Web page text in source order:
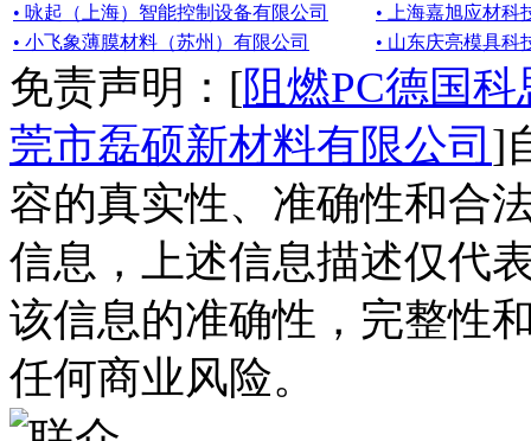
• 咏起（上海）智能控制设备有限公司
• 上海嘉旭应材科
• 小飞象薄膜材料（苏州）有限公司
• 山东庆亮模具科
免责声明：[阻燃PC德国科
莞市磊硕新材料有限公司 ]
容的真实性、准确性和合
信息，上述信息描述仅代
该信息的准确性，完整性
任何商业风险。